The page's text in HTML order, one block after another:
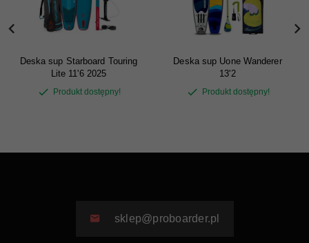
Deska sup Starboard Touring
Lite 11'6 2025
Produkt dostępny!
Deska sup Uone Wanderer
13'2
Produkt dostępny!
sklep@proboarder.pl